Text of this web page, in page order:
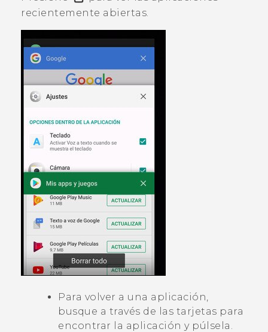
recientemente abiertas.
Para volver a una aplicación,
busque a través de las tarjetas para
encontrar la aplicación y púlsela.